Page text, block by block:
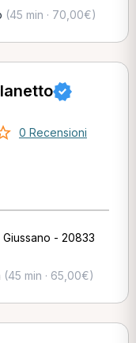
(45 min · 70,00€)
0 Recensioni
Giussano - 20833
(45 min · 65,00€)